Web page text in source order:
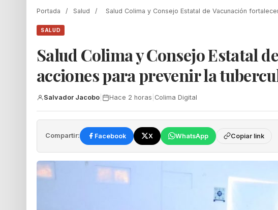
Portada / Salud / Salud Colima y Consejo Estatal de Vacunación
SALUD
Salud Colima y Consejo Estatal
acciones para prevenir la
Salvador Jacobo Hace 2 horas Colima Digital
Compartir: Facebook X WhatsApp Copiar link